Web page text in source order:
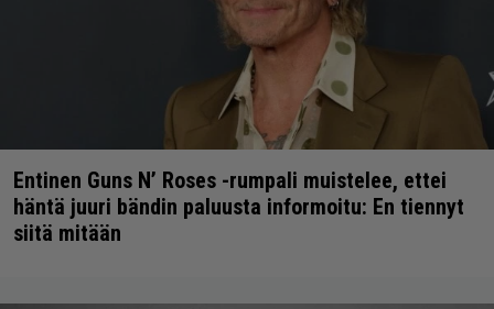
Entinen Guns N’ Roses -rumpali muistelee, ettei
häntä juuri bändin paluusta informoitu: En tiennyt
siitä mitään